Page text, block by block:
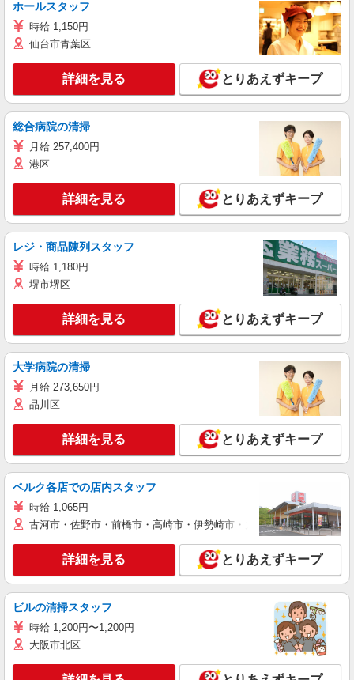
ホールスタッフ
時給 1,150円
仙台市青葉区
詳細を見る とりあえずキープ
総合病院の清掃
月給 257,400円
港区
詳細を見る とりあえずキープ
レジ・商品陳列スタッフ
時給 1,180円
堺市堺区
詳細を見る とりあえずキープ
大学病院の清掃
月給 273,650円
品川区
詳細を見る とりあえずキープ
ベルク各店での店内スタッフ
時給 1,065円
古河市・佐野市・前橋市・高崎市・伊勢崎市・太田市・館林市・藤
詳細を見る とりあえずキープ
ビルの清掃スタッフ
時給 1,200円〜1,200円
大阪市北区